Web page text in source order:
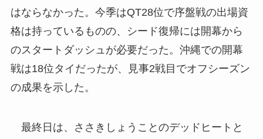
はならなかった。今季はQT28位で序盤戦の出場資
格は持っているものの、シード復帰には開幕から
のスタートダッシュが必要だった。沖縄での開幕
戦は18位タイだったが、見事2戦目でオフシーズン
の成果を示した。
最終日は、ささきしょうことのデッドヒートと